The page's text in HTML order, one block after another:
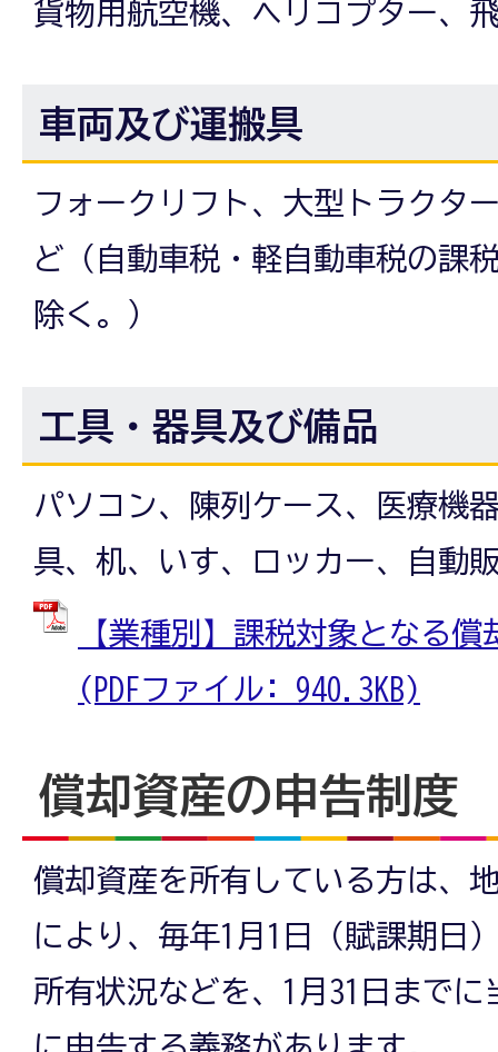
貨物用航空機、ヘリコプター、
車両及び運搬具
フォークリフト、大型トラクタ
ど（自動車税・軽自動車税の課
除く。）
工具・器具及び備品
パソコン、陳列ケース、医療機
具、机、いす、ロッカー、自動
【業種別】課税対象となる
(PDFファイル: 940.3KB)
償却資産の申告制度
償却資産を所有している方は、
により、毎年1月1日（賦課期日
所有状況などを、1月31日まで